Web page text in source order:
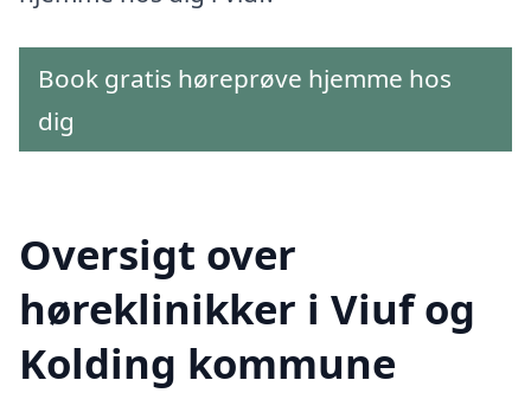
Book gratis høreprøve hjemme hos
dig
Oversigt over
høreklinikker i Viuf og
Kolding kommune